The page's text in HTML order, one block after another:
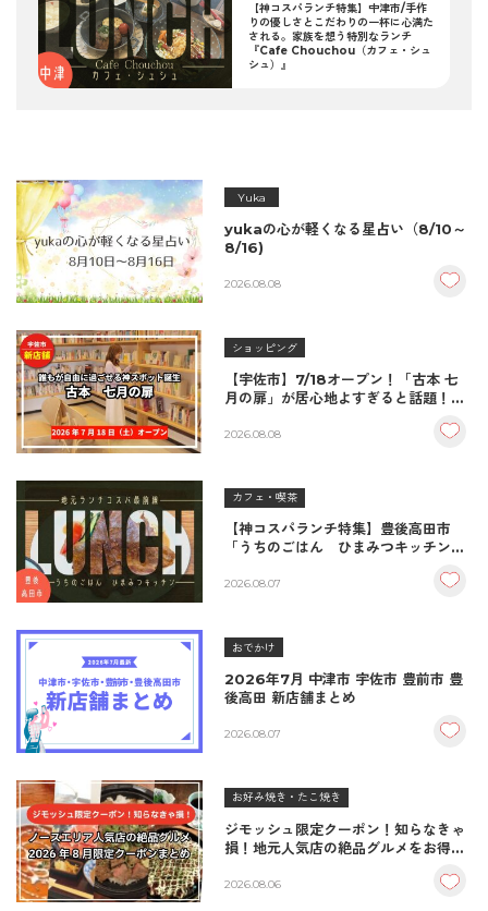
【神コスパランチ特集】中津市/手作
りの優しさとこだわりの一杯に心満た
される。家族を想う特別なランチ
『Cafe Chouchou（カフェ・シュ
シュ）』
Yuka
yukaの心が軽くなる星占い（8/10～
8/16)
2026.08.08
ショッピング
【宇佐市】7/18オープン！「古本 七
月の扉」が居心地よすぎると話題！絶
至福の読書空間
2026.08.08
カフェ・喫茶
【神コスパランチ特集】豊後高田市
「うちのごはん ひまみつキッチン」
＆生姜焼き！
2026.08.07
おでかけ
2026年7月 中津市 宇佐市 豊前市 豊
後高田 新店舗まとめ
2026.08.07
お好み焼き・たこ焼き
ジモッシュ限定クーポン！知らなきゃ
損！地元人気店の絶品グルメをお得に
2026.08.06